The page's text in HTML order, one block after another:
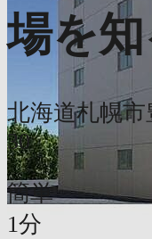
場を
北海道札幌
30
簡単
1分